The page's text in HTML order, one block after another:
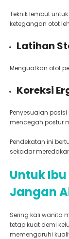
Teknik lembut
ketegangan otot
Latihan
Menguatkan otot
Koreksi
Penyesuaian
mencegah postur
Pendekatan ini
sekadar
Untuk
Jangan
Sering kali wanita
tetap kuat demi
memengaruhi